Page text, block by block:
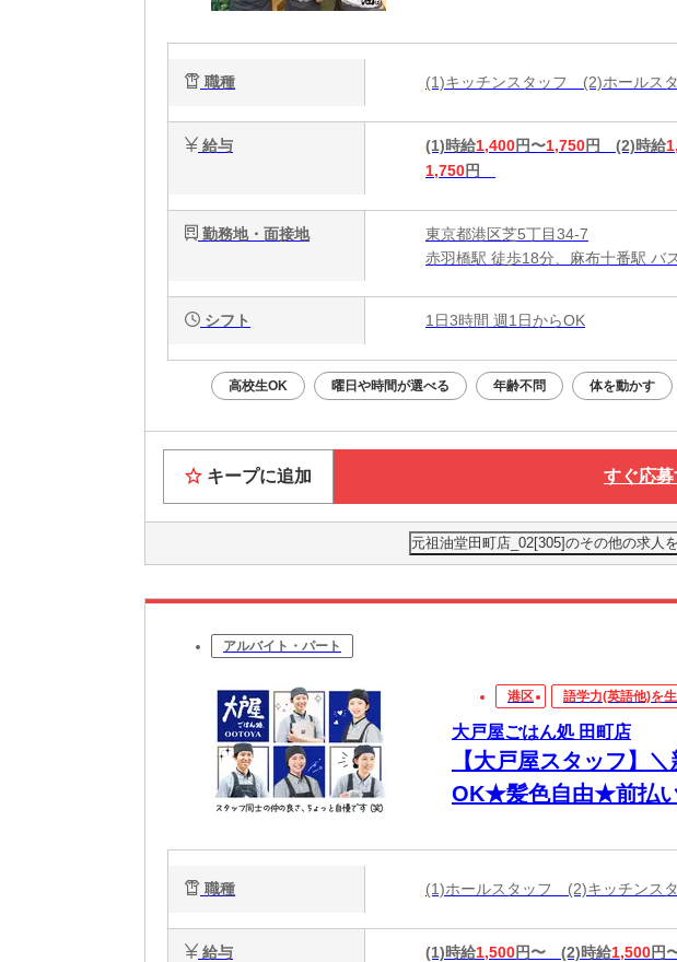
職種 (1)キッチンスタッフ (2)ホールス
給与 (1)時給1,400円〜1,750円 (2)時給
1,750円
勤務地・面接地
東京都港区芝5丁目34-7
赤羽橋駅 徒歩18分、麻布十番駅 バ
シフト 1日3時間 週1日からOK
高校生OK 曜日や時間が選べる 年齢不問 体を動かす
キープに追加 すぐ応募
元祖油堂田町店_02[305]のその他の求人
アルバイト・パート
港区 語学力(英語他)を
大戸屋ごはん処 田町店
【大戸屋スタッフ】
OK★髪色自由★前払
職種 (1)ホールスタッフ (2)キッチンス
給与 (1)時給1,500円〜 (2)時給1,500円